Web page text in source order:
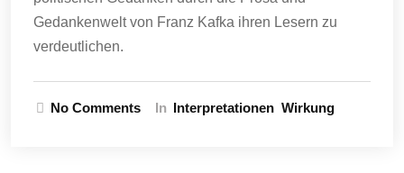
Gedankenwelt von Franz Kafka ihren Lesern zu
verdeutlichen.
No Comments In Interpretationen Wirkung